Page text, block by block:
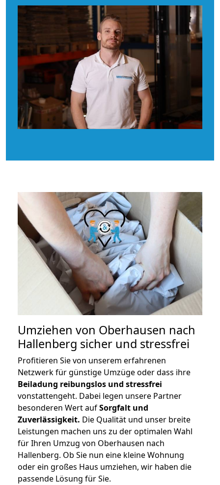
Umziehen von Oberhausen nach
Hallenberg sicher und stressfrei
Profitieren Sie von unserem erfahrenen
Netzwerk für günstige Umzüge oder dass ihre
Beiladung reibungslos und stressfrei
vonstattengeht. Dabei legen unsere Partner
besonderen Wert aufSorgfalt und
Zuverlässigkeit. Die Qualität und unser breite
Leistungen machen uns zu der optimalen Wahl
für Ihren Umzug von Oberhausen nach
Hallenberg. Ob Sie nun eine kleine Wohnung
oder ein großes Haus umziehen, wir haben die
passende Lösung für Sie.